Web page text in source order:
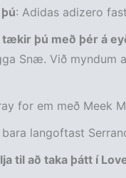
: Adidas adizero
þú með þér á
Snæ. Við myndum
for em með Meek
langoftast
til að taka þátt í